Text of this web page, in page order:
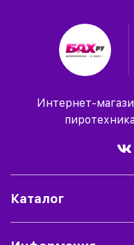
Интернет-
Каталог